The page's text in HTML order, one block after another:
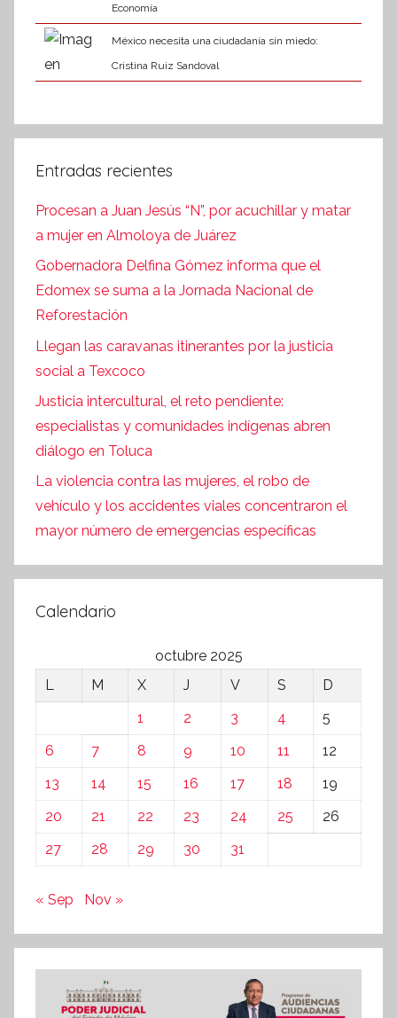
Economía
México necesita una ciudadanía sin miedo:
Cristina Ruiz Sandoval
Entradas recientes
Procesan a Juan Jesús “N”, por acuchillar y matar
a mujer en Almoloya de Juárez
Gobernadora Delfina Gómez informa que el
Edomex se suma a la Jornada Nacional de
Reforestación
Llegan las caravanas itinerantes por la justicia
social a Texcoco
Justicia intercultural, el reto pendiente:
especialistas y comunidades indígenas abren
diálogo en Toluca
La violencia contra las mujeres, el robo de
vehículo y los accidentes viales concentraron el
mayor número de emergencias específicas
Calendario
octubre 2025
L
M X J V S
D
1
2 3 4
5
6
7 8 9 10 11
12
13
14 15 16 17 18
19
20
21 22 23 24 25
26
27
28 29 30 31
« Sep Nov »